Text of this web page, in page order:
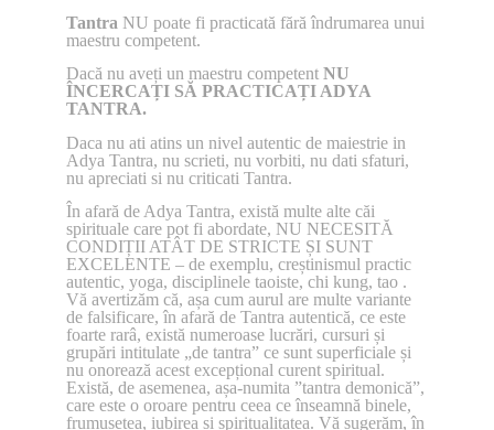
Tantra NU poate fi practicată fără îndrumarea unui
maestru competent.
Dacă nu aveți un maestru competent NU
ÎNCERCAȚI SĂ PRACTICAȚI ADYA
TANTRA.
Daca nu ati atins un nivel autentic de maiestrie in
Adya Tantra, nu scrieti, nu vorbiti, nu dati sfaturi,
nu apreciati si nu criticati Tantra.
În afară de Adya Tantra, există multe alte căi
spirituale care pot fi abordate, NU NECESITĂ
CONDIȚII ATÂT DE STRICTE ȘI SUNT
EXCELENTE – de exemplu, creștinismul practic
autentic, yoga, disciplinele taoiste, chi kung, tao .
Vă avertizăm că, așa cum aurul are multe variante
de falsificare, în afară de Tantra autentică, ce este
foarte rarâ, există numeroase lucrări, cursuri și
grupări intitulate „de tantra” ce sunt superficiale și
nu onorează acest excepțional curent spiritual.
Există, de asemenea, așa-numita ”tantra demonică”,
care este o oroare pentru ceea ce înseamnă binele,
frumusețea, iubirea și spiritualitatea. Vă sugerăm, în